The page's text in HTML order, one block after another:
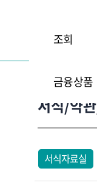
조회
금융상품
서식/약
서식자료실